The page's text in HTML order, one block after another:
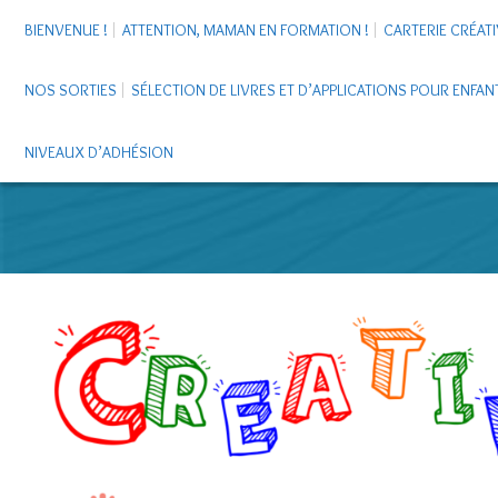
BIENVENUE ! ATTENTION, MAMAN EN FORMATION ! CARTERIE
NOS SORTIES SÉLECTION DE LIVRES ET D’APPLICATIONS POUR
NIVEAUX D’ADHÉSION